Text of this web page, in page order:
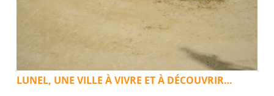
LUNEL, UNE VILLE À VIVRE ET À DÉCOUVRIR…